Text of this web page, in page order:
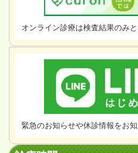
オンライン診療は検査結果のみ
緊急のお知らせや休診情報をお知